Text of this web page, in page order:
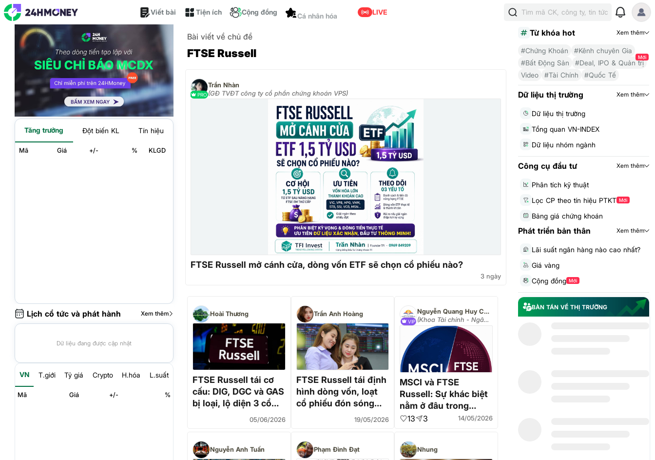
Viết bài Tiện ích Cộng đồng Tùy chỉnh LIVE Tìm mã CK, công ty, tin tức
Tăng trưởng Đột biến KL Tín hiệu
Mã Giá +/- % KLGD
Lịch cổ tức và phát hành Xem thêm
Dữ liệu đang được cập nhật
VN T.giới Tỷ giá Crypto H.hóa L.suất
Mã Giá +/- %
Bài viết về chủ đề
FTSE Russell
PRO
Trần Nhàn
(GĐ TVĐT công ty cổ phần chứng khoán VPS)
FTSE Russell mở cánh cửa, dòng vốn ETF sẽ chọn cổ phiếu nào?
3 ngày
Hoài Thương
FTSE Russell tái cơ
cấu: DIG, DGC và GAS
bị loại, lộ diện 3 cổ
phiếu lọt vào "mắt
05/06/2026
Trần Anh Hoàng
FTSE Russell tái định
hình dòng vốn, loạt
cổ phiếu đón sóng
nâng hạng tỷ USD19/05/2026
VIP
Nguyễn Quang Huy CEO
(Khoa Tài chính - Ngân
hàng Đại học Nguyễn
Trãi)
MSCI và FTSE
Russell: Sự khác biệt
nằm ở đâu trong
"cuộc đua" nâng
13 3 14/05/2026
Nguyễn Anh Tuấn Phạm Đình Đạt Nhung
Từ khóa hot Xem thêm
#Chứng Khoán
#Kênh chuyên Gia
#Bất Động Sản
#Deal, IPO & Quản trị
Mới
Video #Tài Chính #Quốc Tế
Dữ liệu thị trường Xem thêm
Dữ liệu thị trường
Tổng quan VN-INDEX
Dữ liệu nhóm ngành
Công cụ đầu tư Xem thêm
Phân tích kỹ thuật
Lọc CP theo tín hiệu PTKT Mới
Bảng giá chứng khoán
Phát triển bản thân Xem thêm
Lãi suất ngân hàng nào cao nhất?
Giá vàng
Cộng đồng Mới
BÀN TÁN VỀ THỊ TRƯỜNG